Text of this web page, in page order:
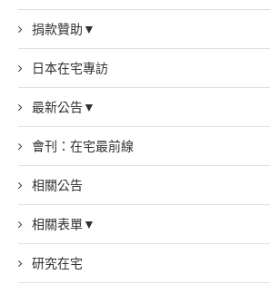
捐款贊助▼
日本在宅專訪
最新公告▼
會刊：在宅最前線
相關公告
相關表單▼
研究在宅